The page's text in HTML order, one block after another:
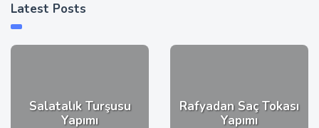
Latest Posts
Salatalık Turşusu
Yapımı
Rafyadan Saç Tokası
Yapımı